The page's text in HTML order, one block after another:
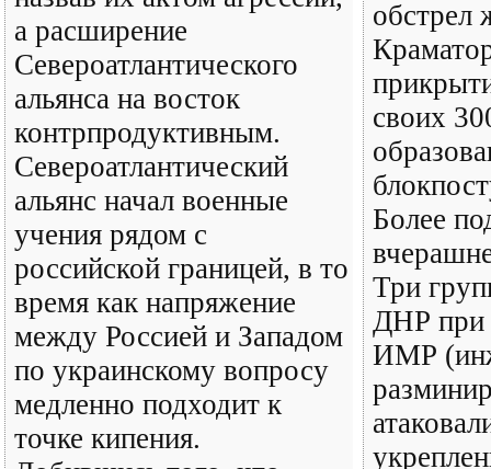
а расширение
Североатлантического
альянса на восток
контрпродуктивным.
Североатлантический
альянс начал военные
учения рядом с
российской границей, в то
время как напряжение
между Россией и Западом
по украинскому вопросу
медленно подходит к
точке кипения.
обстрел
своих
Более
Три
ДНР при
ИМР